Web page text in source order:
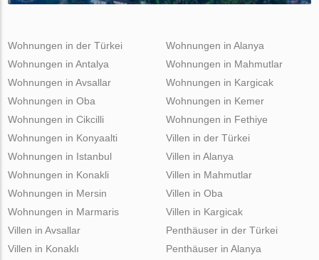
Wohnungen in der Türkei
Wohnungen in Antalya
Wohnungen in Avsallar
Wohnungen in Oba
Wohnungen in Cikcilli
Wohnungen in Alanya
Wohnungen in Mahmutlar
Wohnungen in Kargicak
Wohnungen in Kemer
Wohnungen in Fethiye
Wohnungen in Konyaalti
Wohnungen in Istanbul
Wohnungen in Konakli
Wohnungen in Mersin
Wohnungen in Marmaris
Villen in der Türkei
Villen in Alanya
Villen in Mahmutlar
Villen in Oba
Villen in Kargicak
Villen in Avsallar
Villen in Konaklı
Penthäuser in der Türkei
Penthäuser in Alanya